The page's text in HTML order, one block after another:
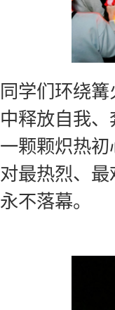
同学们环绕
中释放自我
一颗颗炽热
对最热烈、
永不落幕。